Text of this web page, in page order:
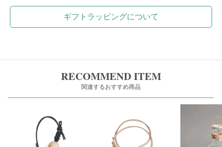
ギフトラッピングについて
RECOMMEND ITEM
関連するおすすめ商品